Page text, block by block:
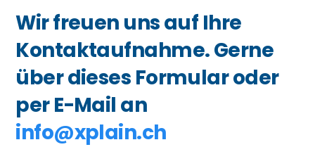
Wir freuen uns auf Ihre
Kontaktaufnahme. Gerne
über dieses Formular oder
per E-Mail an
info@xplain.ch